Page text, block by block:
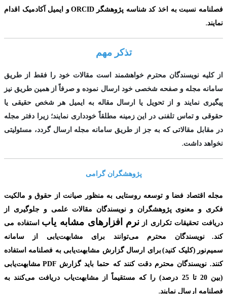
فصلنامه نسبت به اخذ کد شناسه پژوهشگرORCID و ایمیل آکادمیک اقدام
نمایند.
تذکر مهم
از کلیه نویسندگان محترم خواهشمند است مقالات خود را فقط از طریق
سامانه مجله و صفحه شخصی خود ارسال نموده و صرفاً از همین طریق نیز
پیگیری نمایند و از تحویل یا ارسال مقاله به ایمیل هر شخص حقیقی یا
حقوقی و تماس تلفنی در این زمینه مطلقاً خودداری نمایند؛ زیرا دفتر مجله
در مقابل مقالاتی که به جز از طریق سامانه مجله ارسال گردد، مسئولیتی
نخواهد داشت.
پژوهشگران گرامی
مجله اقتصاد فضا و توسعه روستایی به منظور صیانت از حقوق و مالکیت
فکری و معنوی پژوهشگران و نویسندگان مقالات علمی و جلوگیری از
دریافت تحقیقات تکراری از نرم افزارهای مشابه یاب استفاده می
کند.
نویسندگان محترم می‌توانند برای مشابهت‌یابی از سامانه
سمیم‌نور (کلیک کنید)برای ارسال گزارش مشابهت‌یابی به فصلنامه استفاده
کنند. نویسندگان محترم دقت کنند که حتما باید گزارش PDF مشابهت‌یابی
(بین 20 تا 25 درصد ) را که مستقیماً از مشابهت‌یاب دریافت می‌‌کنند به
فصلنامه ارسال نمایند.